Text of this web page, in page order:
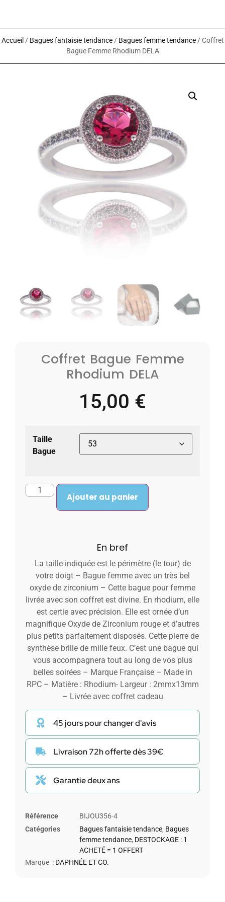
Accueil / Bagues fantaisie tendance/ Bagues femme tendance/ Coffret
Bague Femme Rhodium DELA
Coffret Bague Femme
Rhodium DELA
15,00 €
Taille
Bague
Ajouter au panier
En bref
La taille indiquée est le périmètre (le tour) de
votre doigt – Bague femme avec un très bel
oxyde de zirconium – Cette bague pour femme
livrée avec son coffret est divine. En rhodium, elle
est certie avec précision. Elle est ornée d’un
magnifique Oxyde de Zirconium rouge et d’autres
plus petits parfaitement disposés. Cette pierre de
synthèse brille de mille feux. C’est une bague qui
vous accompagnera tout au long de vos plus
belles soirées – Marque Française – Made in
RPC – Matière : Rhodium- Largeur : 2mmx13mm
– Livrée avec coffret cadeau
45 jours pour changer d'avis
Livraison 72h offerte dès 39€
Garantie deux ans
Référence
BIJOU356-4
Catégories
Bagues fantaisie tendance, Bagues
femme tendance, DESTOCKAGE : 1
ACHETÉ = 1 OFFERT
Marque : DAPHNÉE ET CO.